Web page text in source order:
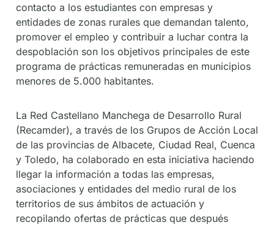
contacto a los estudiantes con empresas y
entidades de zonas rurales que demandan talento,
promover el empleo y contribuir a luchar contra la
despoblación son los objetivos principales de este
programa de prácticas remuneradas en municipios
menores de 5.000 habitantes.
La Red Castellano Manchega de Desarrollo Rural
(Recamder), a través de los Grupos de Acción Local
de las provincias de Albacete, Ciudad Real, Cuenca
y Toledo, ha colaborado en esta iniciativa haciendo
llegar la información a todas las empresas,
asociaciones y entidades del medio rural de los
territorios de sus ámbitos de actuación y
recopilando ofertas de prácticas que después